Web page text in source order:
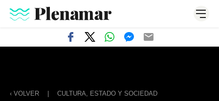
‹ VOLVER CULTURA, ESTADO Y SOCIEDAD